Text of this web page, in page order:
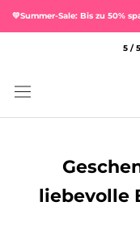
Direkt💛Summer-Sale: Bis zu 50%
5 /
liebevolle